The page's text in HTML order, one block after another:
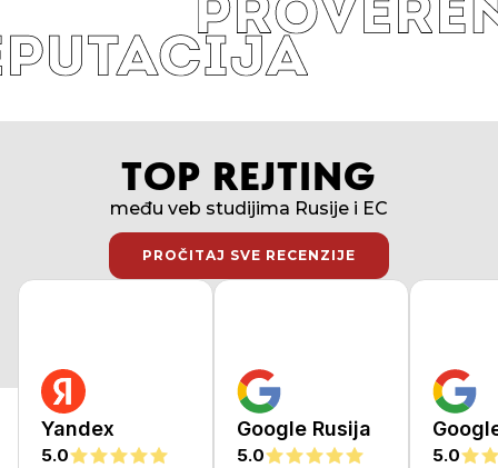
TOP REJTING
među veb studijima Rusije i EC
PROČITAJ SVE RECENZIJE
PROČITAJ SVE RECENZIJE
Yandex
5.0
Google Rusija
5.0 5.0